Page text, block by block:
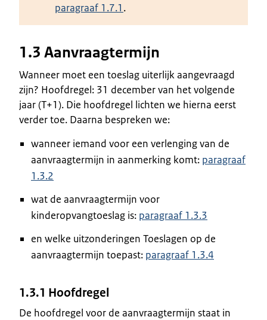
paragraaf 1.7.1 .
1.3 Aanvraagtermijn
Wanneer moet een toeslag uiterlijk aangevraagd
zijn? Hoofdregel: 31 december van het volgende
jaar (T+1). Die hoofdregel lichten we hierna eerst
verder toe. Daarna bespreken we:
wanneer iemand voor een verlenging van de
aanvraagtermijn in aanmerking komt: paragraaf
1.3.2
wat de aanvraagtermijn voor
kinderopvangtoeslag is: paragraaf 1.3.3
en welke uitzonderingen Toeslagen op de
aanvraagtermijn toepast: paragraaf 1.3.4
1.3.1 Hoofdregel
De hoofdregel voor de aanvraagtermijn staat in